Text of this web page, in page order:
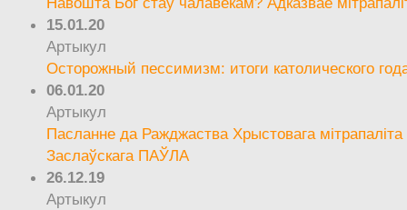
15.01.20
Артыкул
Осторожный пессимизм: итоги католического
06.01.20
Артыкул
Пасланне да Ражджаства Хрыстовага мітрапаліта
Заслаўскага ПАЎЛА
26.12.19
Артыкул